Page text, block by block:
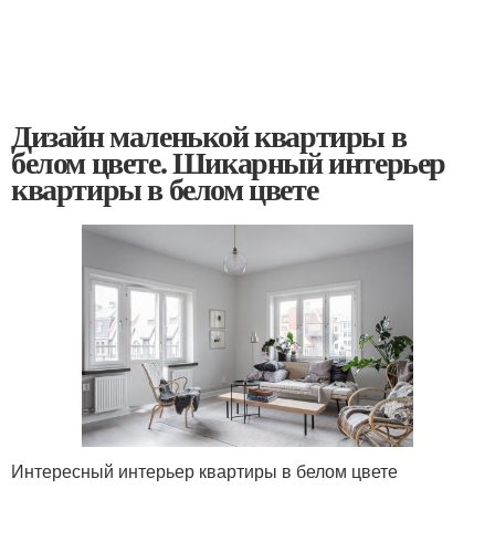
Дизайн маленькой квартиры в
белом цвете. Шикарный интерьер
квартиры в белом цвете
Интересный интерьер квартиры в белом цвете